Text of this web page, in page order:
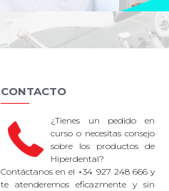
CONTACTO
¿Tienes un pedido en
curso o necesitas consejo
sobre los productos de
Hiperdental?
Contáctanos en el +34 927 248 666 y
te atenderemos eficazmente y sin